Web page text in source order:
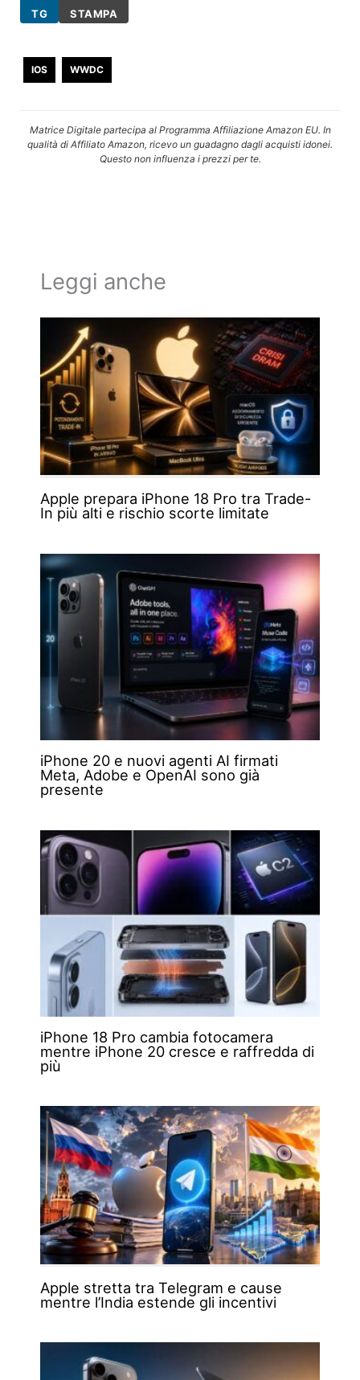
TG STAMPA
IOS WWDC
Matrice Digitale partecipa al Programma Affiliazione Amazon EU. In
qualità di Affiliato Amazon, ricevo un guadagno dagli acquisti idonei.
Questo non influenza i prezzi per te.
Leggi anche
Apple prepara iPhone 18 Pro tra Trade-
In più alti e rischio scorte limitate
iPhone 20 e nuovi agenti AI firmati
Meta, Adobe e OpenAI sono già
presente
iPhone 18 Pro cambia fotocamera
mentre iPhone 20 cresce e raffredda di
più
Apple stretta tra Telegram e cause
mentre l’India estende gli incentivi